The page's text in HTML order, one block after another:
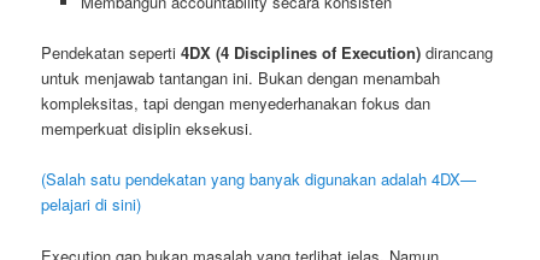
Pendekatan seperti4DX (4 Disciplines of Execution) dirancang
untuk menjawab tantangan ini. Bukan dengan menambah
kompleksitas, tapi dengan menyederhanakan fokus dan
memperkuat disiplin eksekusi.
(Salah satu pendekatan yang banyak digunakan adalah 4DX—
pelajari di sini)
Execution gap bukan masalah yang terlihat jelas. Namun